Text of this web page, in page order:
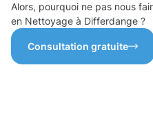
Alors, pourquoi ne pas nous
en Nettoyage à Differdange ?
Consultation gratuite